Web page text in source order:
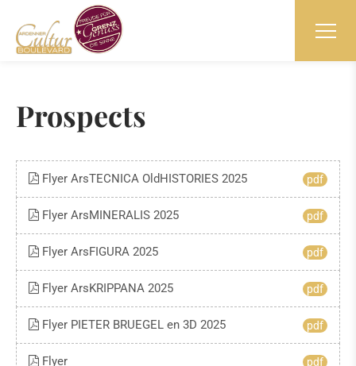
Prospects
pdf
Flyer ArsTECNICA OldHISTORIES 2025
pdf
Flyer ArsMINERALIS 2025
pdf
Flyer ArsFIGURA 2025
pdf
Flyer ArsKRIPPANA 2025
pdf
Flyer PIETER BRUEGEL en 3D 2025
pdf
Flyer